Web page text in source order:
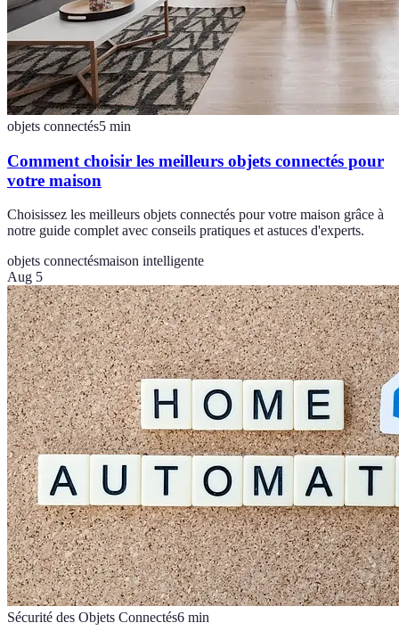
objets connectés5 min
Comment choisir les meilleurs objets connectés pour
votre maison
Choisissez les meilleurs objets connectés pour votre maison grâce à
notre guide complet avec conseils pratiques et astuces d'experts.
objets connectésmaison intelligente
Aug 5
Sécurité des Objets Connectés6 min